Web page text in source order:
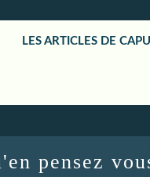
LES ARTICLES DE
pensez